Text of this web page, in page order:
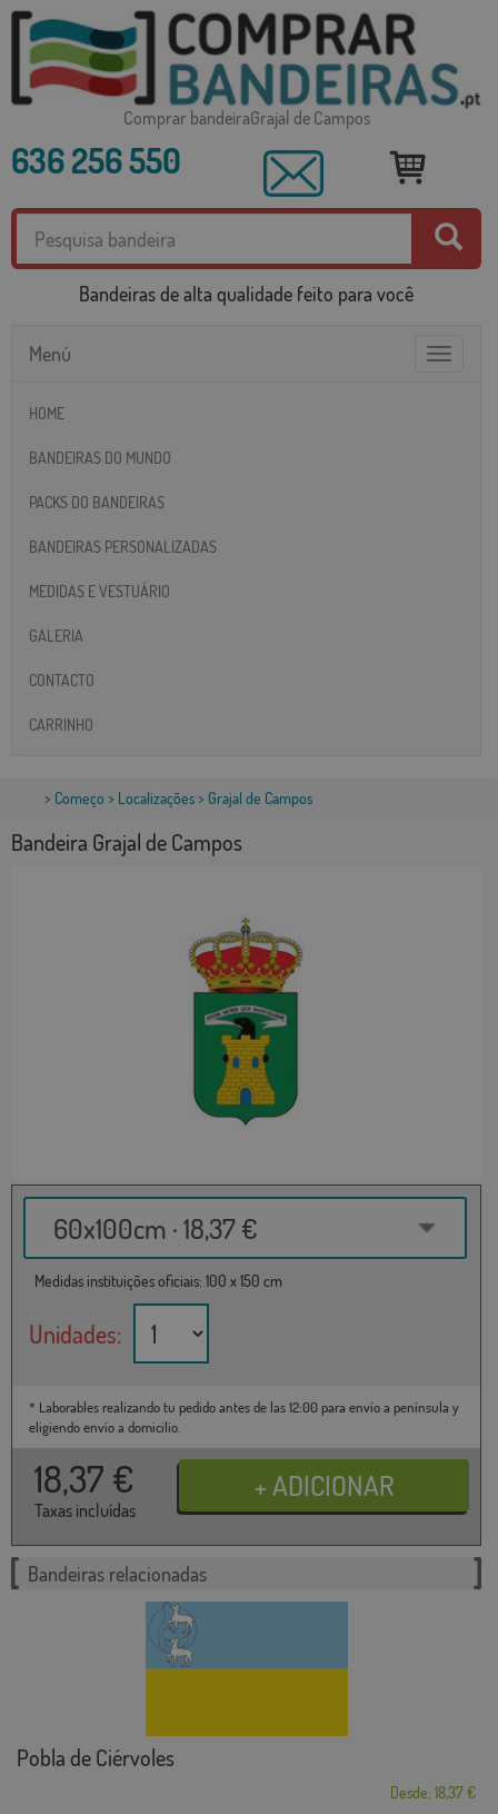
Comprar bandeiraGrajal de Campos
636 256 550
Bandeiras de alta qualidade feito para você
Toggle
Menú
HOME
BANDEIRAS DO MUNDO
PACKS DO BANDEIRAS
BANDEIRAS PERSONALIZADAS
MEDIDAS E VESTUÁRIO
GALERIA
CONTACTO
CARRINHO
> Começo > Localizações> Grajal de Campos
Bandeira Grajal de Campos
60x100cm · 18,37 €
Medidas instituições oficiais: 100 x 150 cm
Unidades:
* Laborables realizando tu pedido antes de las 12:00 para envío a península y
eligiendo envío a domicilio.
18,37 €
Taxas incluídas
Bandeiras relacionadas
Pobla de Ciérvoles
Desde: 18,37 €